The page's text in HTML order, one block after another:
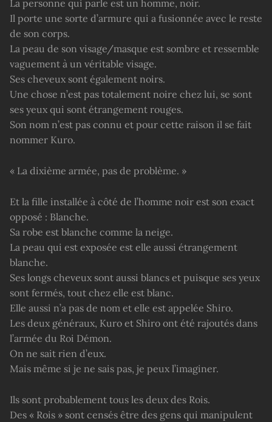
La personne qui parle est un homme, noir.
Il porte une sorte d’armure qui a fusionnée avec le reste
de son corps.
La peau de son visage/masque est sombre et ressemble
vaguement à un véritable visage.
Ses cheveux sont également noirs.
Une chose n’est pas totalement noire chez lui, se sont
ses yeux qui sont étrangement rouges.
Son nom n’est pas connu et pour cette raison il se fait
nommer Kuro.
« La dixième armée, pas de problème. »
Et la fille installée à côté de l’homme noir est son exact
opposé : Blanche.
Sa robe est blanche comme la neige.
La peau qui est exposée est elle aussi étrangement
blanche.
Ses longs cheveux sont aussi blancs et puisque ses yeux
sont fermés, tout chez elle est blanc.
Elle aussi n’a pas de nom et elle est appelée Shiro.
Les deux généraux, Kuro et Shiro ont été rajoutés dans
l’armée du Roi Démon.
On ne sait rien d’eux.
Mais même si je ne sais pas, je peux l’imaginer.
Ils sont probablement tous les deux des Rois.
Des « Rois » sont censés être des gens qui manipulent